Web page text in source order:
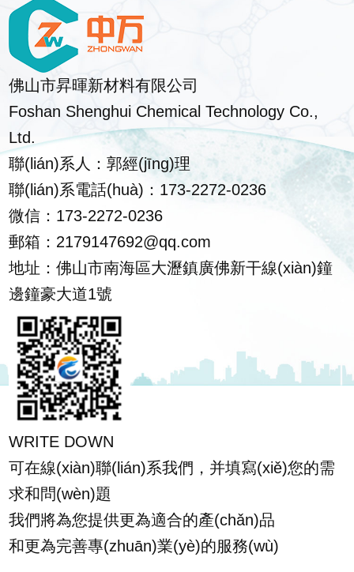
佛山市昇暉新材料有限公司
Foshan Shenghui Chemical Technology Co.,
Ltd.
聯(lián)系人：郭經(jīng)理
聯(lián)系電話(huà)：173-2272-0236
微信：173-2272-0236
郵箱：2179147692@qq.com
地址：佛山市南海區大瀝鎮廣佛新干線(xiàn)鐘
邊鐘豪大道1號
WRITE DOWN
可在線(xiàn)聯(lián)系我們，并填寫(xiě)您的需
求和問(wèn)題
我們將為您提供更為適合的產(chǎn)品
和更為完善專(zhuān)業(yè)的服務(wù)